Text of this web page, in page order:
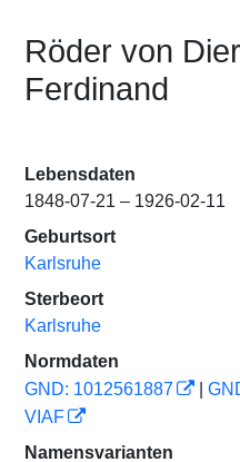
Röder von
Ferdinand
Lebensdaten
1848-07-21 – 1926-02-11
Geburtsort
Karlsruhe
Sterbeort
Karlsruhe
Normdaten
GND: 1012561887
VIAF
Namensvarianten